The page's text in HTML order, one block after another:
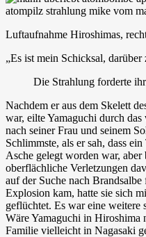
Luftaufnahme Hiroshimas,
„Es ist mein Schicksal, darüber
Die Strahlung forderte
Nachdem er aus dem Skelett
war, eilte Yamaguchi durch
nach seiner Frau und seinem
Schlimmste, als er sah, dass
Asche gelegt worden war, aber
oberflächliche Verletzungen
auf der Suche nach
Explosion kam, hatte sie sich
geflüchtet. Es war eine weitere
Wäre Yamaguchi in Hiroshima
Familie vielleicht in Nagasaki